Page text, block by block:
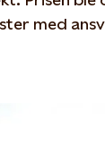
med